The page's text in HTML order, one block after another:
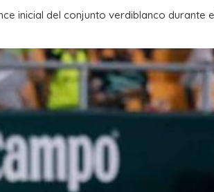
inicial del conjunto verdiblanco durante